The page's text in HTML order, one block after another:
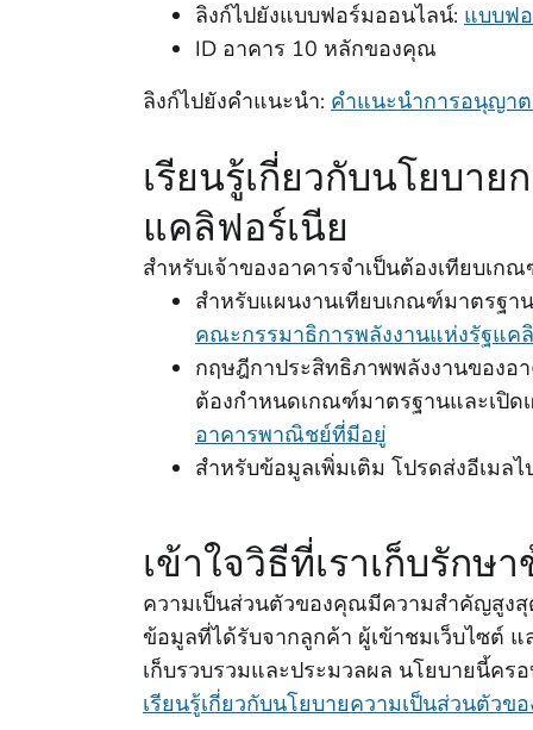
ลิงก์ไปยังแบบฟอร์มออนไลน์: แบบฟ
ID อาคาร 10 หลักของคุณ
ลิงก์ไปยังคําแนะนํา: คําแนะนําการอนุญาต
เรียนรู้เกี่ยวกับนโยบาย
แคลิฟอร์เนีย
สําหรับเจ้าของอาคารจําเป็นต้องเทียบเก
สําหรับแผนงานเทียบเกณฑ์มาตรฐา
คณะกรรมาธิการพลังงานแห่งรัฐแค
กฤษฎีกาประสิทธิภาพพลังงานของ
ต้องกําหนดเกณฑ์มาตรฐานและเปิด
อาคารพาณิชย์ที่มีอยู่
สําหรับข้อมูลเพิ่มเติม โปรดส่งอีเมล
เข้าใจวิธีที่เราเก็บรัก
ความเป็นส่วนตัวของคุณมีความสําคัญสูงสุ
ข้อมูลที่ได้รับจากลูกค้า ผู้เข้าชมเว็บไซต์
เก็บรวบรวมและประมวลผล นโยบายนี้คร
เรียนรู้เกี่ยวกับนโยบายความเป็นส่วนตัวขอ